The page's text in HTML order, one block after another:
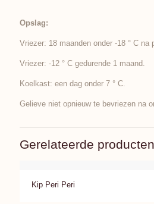
Opslag:
Vriezer: 18 maanden onder -18 ° C na
Vriezer: -12 ° C gedurende 1 maand.
Koelkast: een dag onder 7 ° C.
Gelieve niet opnieuw te bevriezen na
Gerelateerde producten
Kip Peri Peri